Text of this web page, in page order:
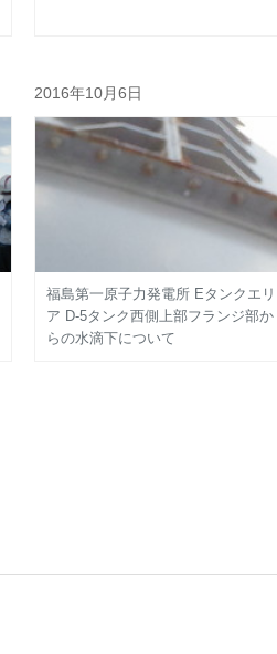
2016年10月6日
福島第一原子力発電所 Eタンクエリ
ア D-5タンク西側上部フランジ部か
らの水滴下について